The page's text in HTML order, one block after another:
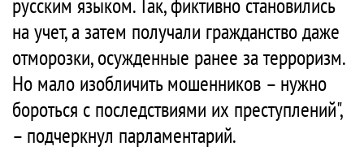
на учет, а затем получали гражданство даже
отморозки, осужденные ранее за терроризм.
Но мало изобличить мошенников – нужно
бороться с последствиями их преступлений",
– подчеркнул парламентарий.